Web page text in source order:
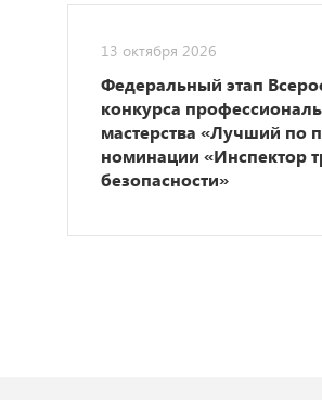
13 октября 2026
Федеральный этап
конкурса
мастерства «Лучший по
номинации «Инспектор
безопасности»